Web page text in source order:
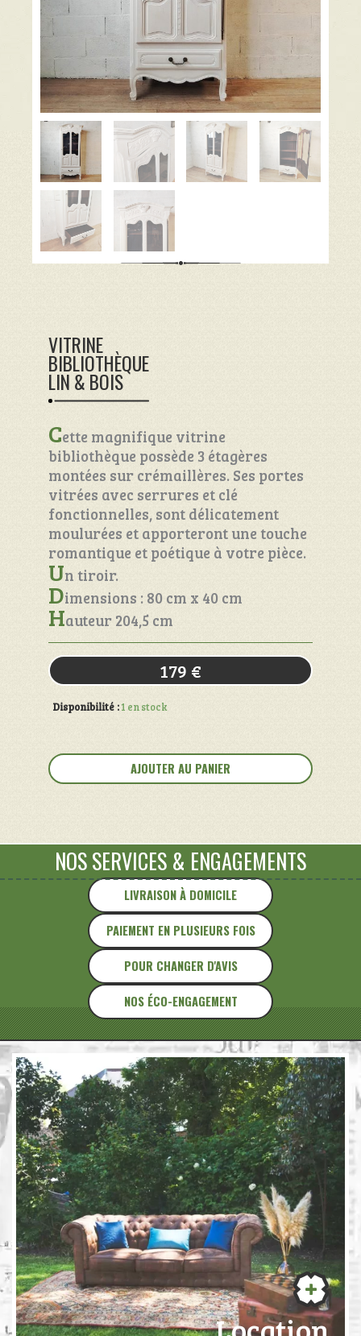
Cette magnifique vitrine
bibliothèque possède 3 étagères
montées sur crémaillères. Ses portes
vitrées avec serrures et clé
fonctionnelles, sont délicatement
moulurées et apporteront une touche
romantique et poétique à votre pièce.
Un tiroir.
Dimensions : 80 cm x 40 cm
Hauteur 204,5 cm
VITRINE
BIBLIOTHÈQUE
LIN & BOIS
179 €
Disponibilité :1 en stock
de
Vitrine
Bois
AJOUTER AU PANIER
LIVRAISON À DOMICILE
PAIEMENT EN PLUSIEURS FOIS
NOS SERVICES & ENGAGEMENTS
POUR CHANGER D'AVIS
NOS ÉCO-ENGAGEMENT